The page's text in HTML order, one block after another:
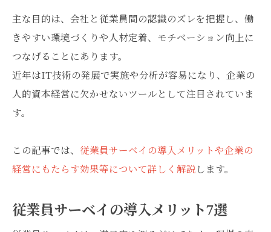
主な目的は、会社と従業員間の認識のズレを把握し、働
きやすい環境づくりや人材定着、モチベーション向上に
つなげることにあります。
近年はIT技術の発展で実施や分析が容易になり、企業の
人的資本経営に欠かせないツールとして注目されていま
す。
この記事では、 従業員サーベイの導入メリットや企業の
経営にもたらす効果等について詳しく解説します。
従業員サーベイの導入メリット7選